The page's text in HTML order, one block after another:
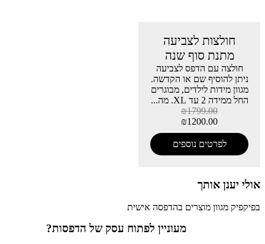
חולצות לצביעה
מתנת סוף שנה
חולצה עם הדפס לצביעה
ניתן להוסיף שם או הקדשה.
מגוון מידות לילדים, מבוגרים
החל ממידה 2 עד XL. מה...
₪1799.00
₪1200.00
לפרטים נוספים
אולי יענן אותך
בפיקפיק מגוון מוצרים בהדפסה אישית
מעוניין לפתוח עסק של הדפסות?